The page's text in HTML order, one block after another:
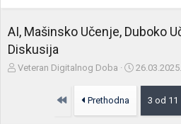
AI, Mašinsko Učenje, Duboko
Diskusija
Z
Veteran Digitalnog Doba
D
m
26.03.2025.
Prvo Prethodna 3 od 11